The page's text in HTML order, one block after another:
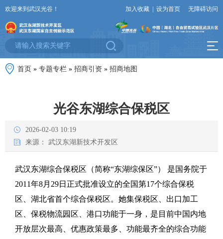
欢迎来到武汉光谷！ 加入收藏 设为首页 无障碍访问
首页 » 专题专栏 » 招商引资 » 招商地图
光谷东湖综合保税区
2026-02-03 10:19
来源： 武汉东湖新技术开发区
武汉东湖综合保税区（简称“东湖综保区”） 是国务院于
2011年8月29日正式批准设立的全国第17个综合保税
区、湖北省首个综合保税区。她集保税区、出口加工
区、保税物流园区、港口功能于一身，是目前中国内地
开放层次最高、优惠政策最多、功能最齐全的综合功能